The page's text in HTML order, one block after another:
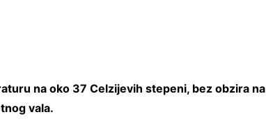
na oko 37 Celzijevih stepeni, bez obzira na
vala.